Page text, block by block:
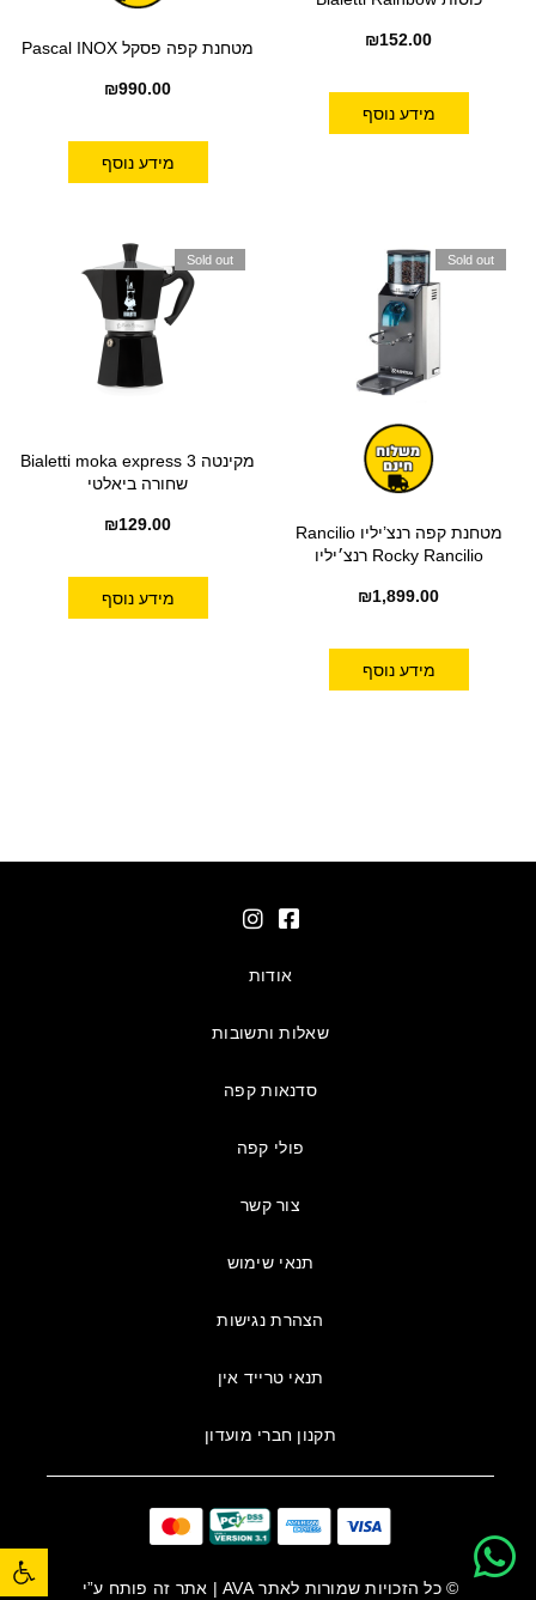
פתח סרגל נגישות
₪152.00
מידע נוסף
מטחנת קפה פסקל Pascal INOX
₪990.00
מידע נוסף
Sold out
מטחנת קפה רנצ’יליו Rancilio
Rocky Rancilio רנצ׳יליו
₪1,899.00
מידע נוסף
Sold out
מקינטה Bialetti moka express 3
שחורה ביאלטי
₪129.00
מידע נוסף
אודות
שאלות ותשובות
סדנאות קפה
פולי קפה
צור קשר
תנאי שימוש
הצהרת נגישות
תנאי טרייד אין
תקנון חברי מועדון
© כל הזכויות שמורות לאתרAVA| אתר זה פותח ע”י